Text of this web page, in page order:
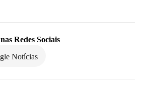
nas Redes Sociais